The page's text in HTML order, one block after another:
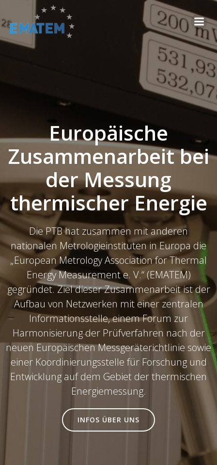
Europäische
Zusammenarbeit bei
der Messung
thermischer Energie
Die PTB hat zusammen mit anderen
nationalen Metrologieinstituten in Europa die
„European Metrology Association for Thermal
Energy Measurement e. V.“ (EMATEM)
gegründet. Ziel dieser Zusammenarbeit ist der
Aufbau von Netzwerken mit einer zentralen
Informationsstelle, einem Forum zur
Harmonisierung der Prüfverfahren nach der
neuen Europäischen Messgeräterichtlinie sowie
einer Koordinierungsstelle für Forschung und
Entwicklung auf dem Gebiet der thermischen
Energiemessung.
INFOS ÜBER UNS